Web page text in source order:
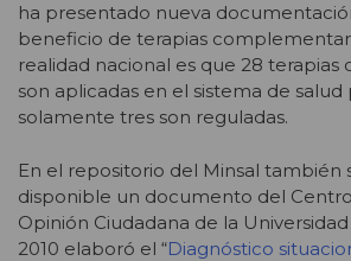
ha presentado nueva
beneficio de terapias
realidad nacional es que 28
son aplicadas en el sistema de salud
solamente tres son reguladas.
En el repositorio del Minsal también
disponible un documento del
Opinión Ciudadana de la
2010 elaboró el “Diagnóstico